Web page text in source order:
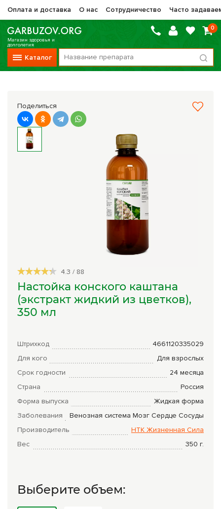
Оплата и доставка О нас Сотрудничество Часто
Магазин здоровья и
долголетия
Каталог
0
Препараты НТК Жизненная Сила
Сашера-Мед
Препараты при онкологии
Прочие фитопрепараты
Травяной чай
Специи
Крупы
Лечебные мази
Натуральное мыло
Средства личной гигиены
Приборы лечебные
Книги Гарбузова Г.А.
Комплексные программы лечения
Поделиться
4.3 / 88
Настойка конского каштана
(экстракт жидкий из цветков),
350 мл
Штрихкод
4661120335029
Для кого
Для взрослых
Срок годности
24 месяца
Страна
Россия
Форма выпуска
Жидкая форма
Заболевания
Венозная система Мозг Сердце Сосуды
Производитель
НТК Жизненная Сила
Вес
350 г.
Выберите объем: